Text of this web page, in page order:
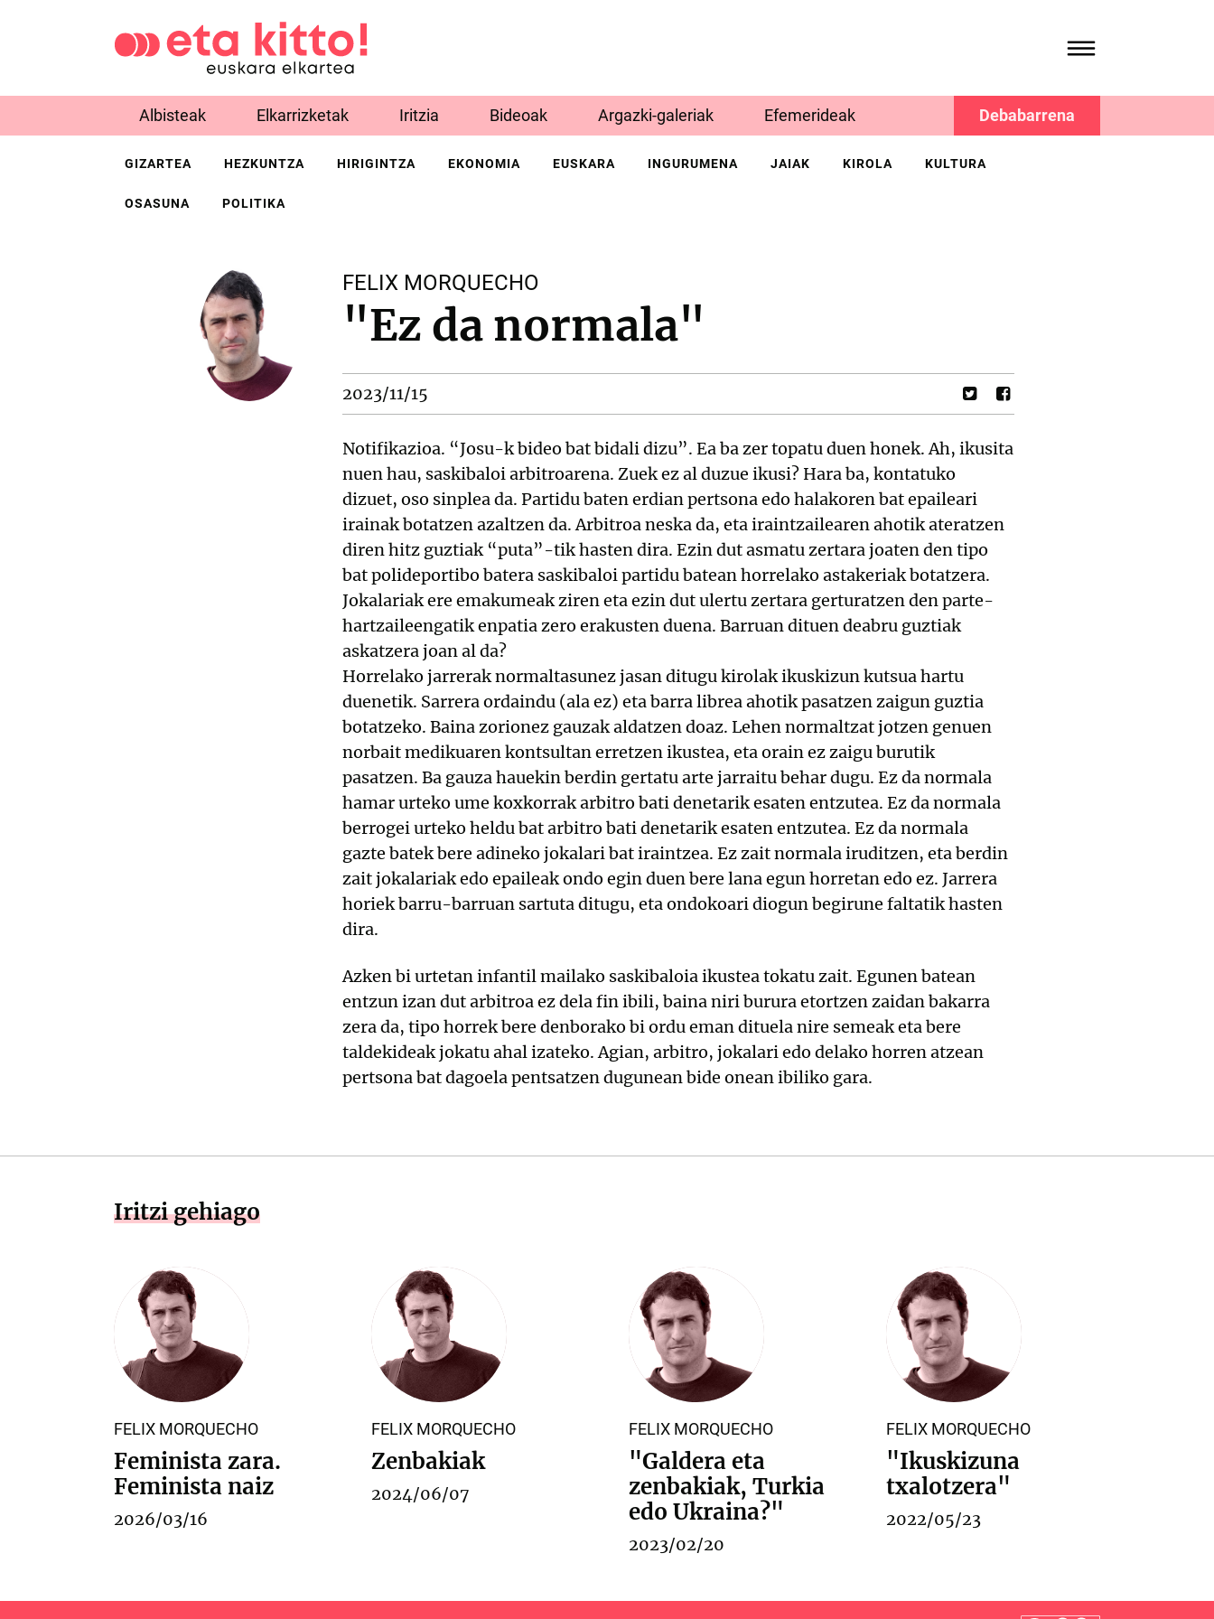
Albisteak Elkarrizketak Iritzia Bideoak Argazki-galeriak Efemerideak Debabarrena
GIZARTEA HEZKUNTZA HIRIGINTZA EKONOMIA EUSKARA INGURUMENA JAIAK KIROLA KULTURA
OSASUNA POLITIKA
FELIX MORQUECHO
"Ez da normala"
2023/11/15
Notifikazioa. “Josu-k bideo bat bidali dizu”. Ea ba zer topatu duen honek. Ah, ikusita
nuen hau, saskibaloi arbitroarena. Zuek ez al duzue ikusi? Hara ba, kontatuko
dizuet, oso sinplea da. Partidu baten erdian pertsona edo halakoren bat epaileari
irainak botatzen azaltzen da. Arbitroa neska da, eta iraintzailearen ahotik ateratzen
diren hitz guztiak “puta”-tik hasten dira. Ezin dut asmatu zertara joaten den tipo
bat polideportibo batera saskibaloi partidu batean horrelako astakeriak botatzera.
Jokalariak ere emakumeak ziren eta ezin dut ulertu zertara gerturatzen den parte-
hartzaileengatik enpatia zero erakusten duena. Barruan dituen deabru guztiak
askatzera joan al da?
Horrelako jarrerak normaltasunez jasan ditugu kirolak ikuskizun kutsua hartu
duenetik. Sarrera ordaindu (ala ez) eta barra librea ahotik pasatzen zaigun guztia
botatzeko. Baina zorionez gauzak aldatzen doaz. Lehen normaltzat jotzen genuen
norbait medikuaren kontsultan erretzen ikustea, eta orain ez zaigu burutik
pasatzen. Ba gauza hauekin berdin gertatu arte jarraitu behar dugu. Ez da normala
hamar urteko ume koxkorrak arbitro bati denetarik esaten entzutea. Ez da normala
berrogei urteko heldu bat arbitro bati denetarik esaten entzutea. Ez da normala
gazte batek bere adineko jokalari bat iraintzea. Ez zait normala iruditzen, eta berdin
zait jokalariak edo epaileak ondo egin duen bere lana egun horretan edo ez. Jarrera
horiek barru-barruan sartuta ditugu, eta ondokoari diogun begirune faltatik hasten
dira.
Azken bi urtetan infantil mailako saskibaloia ikustea tokatu zait. Egunen batean
entzun izan dut arbitroa ez dela fin ibili, baina niri burura etortzen zaidan bakarra
zera da, tipo horrek bere denborako bi ordu eman dituela nire semeak eta bere
taldekideak jokatu ahal izateko. Agian, arbitro, jokalari edo delako horren atzean
pertsona bat dagoela pentsatzen dugunean bide onean ibiliko gara.
Iritzi gehiago
FELIX MORQUECHO
Feminista zara.
Feminista naiz
2026/03/16
FELIX MORQUECHO
Zenbakiak
2024/06/07
FELIX MORQUECHO
"Galdera eta
zenbakiak, Turkia
edo Ukraina?"
2023/02/20
FELIX MORQUECHO
"Ikuskizuna
txalotzera"
2022/05/23